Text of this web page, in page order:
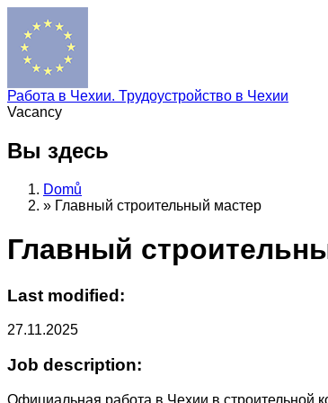
Работа в Чехии. Трудоустройство в Чехии
Vacancy
Вы здесь
Domů
» Главный строительный мастер
Главный
Last modified:
27.11.2025
Job description:
Официальная работа в Чехии в строительной